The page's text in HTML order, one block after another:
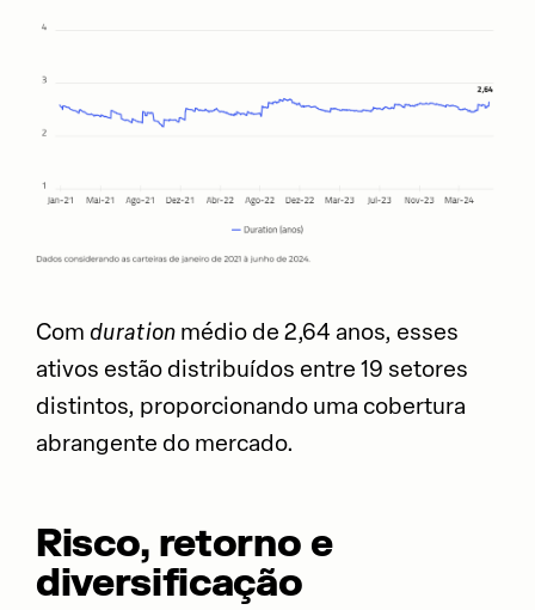
Com duration médio de 2,64 anos, esses
ativos estão distribuídos entre 19 setores
distintos, proporcionando uma cobertura
abrangente do mercado.
Risco, retorno e
diversificação